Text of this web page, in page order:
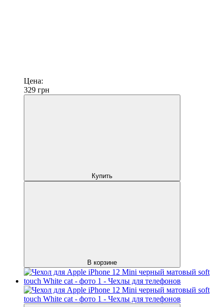
Цена:
329 грн
Купить
В корзине